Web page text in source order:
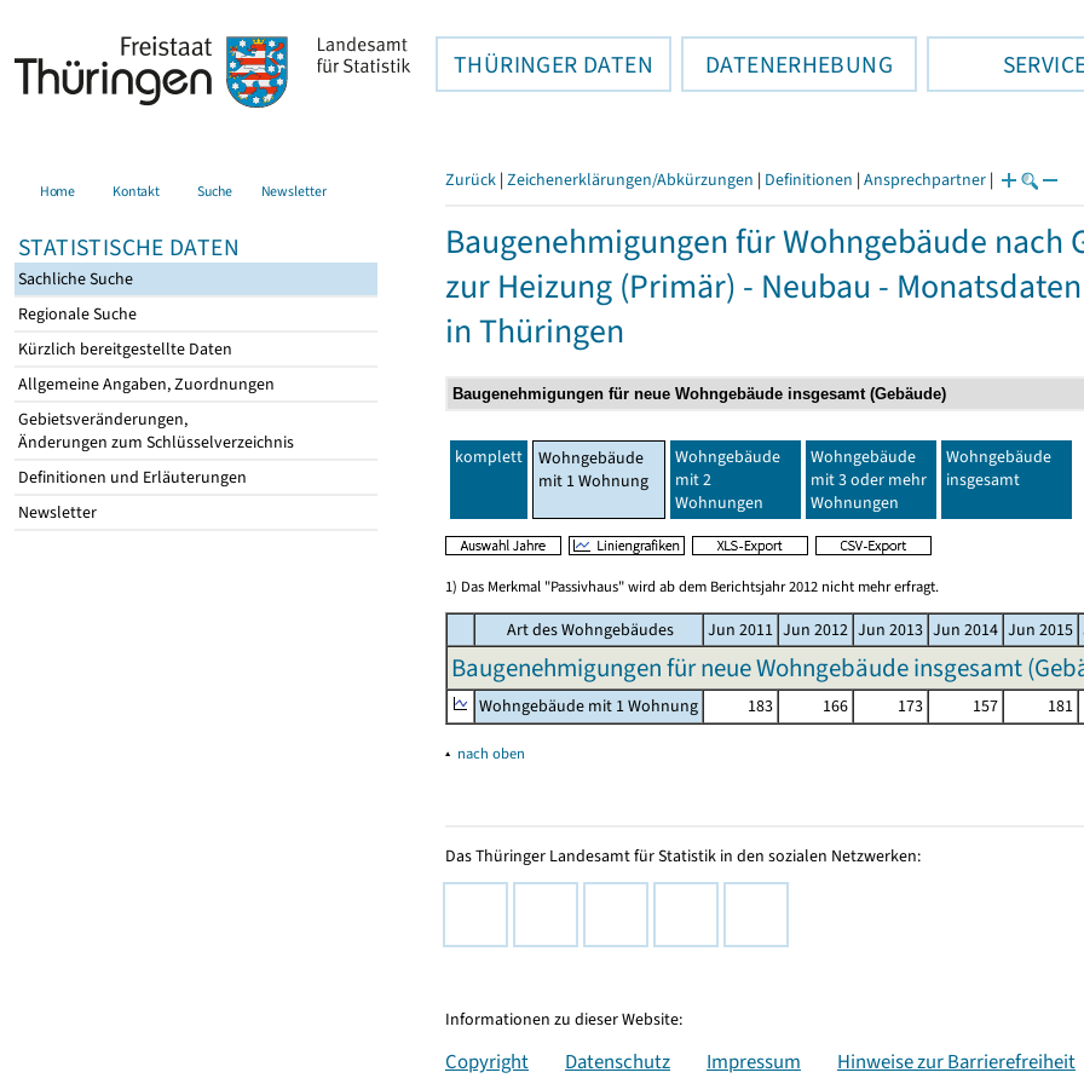
THÜRINGER DATEN DATENERHEBUNG
Home Kontakt Suche Newsletter
STATISTISCHE DATEN
Sachliche Suche
Regionale Suche
Kürzlich bereitgestellte Daten
Allgemeine Angaben, Zuordnungen
Gebietsveränderungen,
Änderungen zum Schlüsselverzeichnis
Definitionen und Erläuterungen
Newsletter
Zurück | Zeichenerklärungen/Abkürzungen | Definitionen | Ansprechpartner |
Baugenehmigungen für Wohngebäude
zur Heizung (Primär) - Neubau - Monatsdaten
in Thüringen
komplett
Wohngebäude
mit 1 Wohnung
Wohngebäude
mit 2
Wohnungen
Wohngebäude
mit 3 oder mehr
Wohnungen
Wohngebäude
insgesamt
1) Das Merkmal "Passivhaus" wird ab dem Berichtsjahr 2012 nicht mehr erfragt.
Art des Wohngebäudes Jun 2011 Jun 2012 Jun 2013 Jun 2014 Jun 2015
Baugenehmigungen für neue Wohngebäude insgesamt
Wohngebäude mit 1 Wohnung 183 166 173 157 181
▴ nach oben
Das Thüringer Landesamt für Statistik in den sozialen Netzwerken:
Informationen zu dieser Website:
Copyright Datenschutz Impressum Hinweise zur Barrierefreiheit